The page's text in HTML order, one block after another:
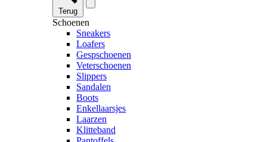
Terug
Schoenen
Sneakers
Loafers
Gespschoenen
Veterschoenen
Slippers
Sandalen
Boots
Enkellaarsjes
Laarzen
Klitteband